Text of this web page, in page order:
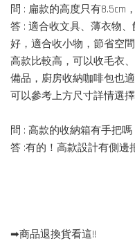
問 : 扁款的高度只有8.5cm
答 : 適合收文具、薄衣物
好，適合收小物，節省空間
高款比較高，可以收毛衣
備品，廚房收納咖啡包也
可以參考上方尺寸詳情選
問 : 高款的收納箱有手把嗎
答 :有的！高款設計有側邊
➡︎商品退換貨看這!!